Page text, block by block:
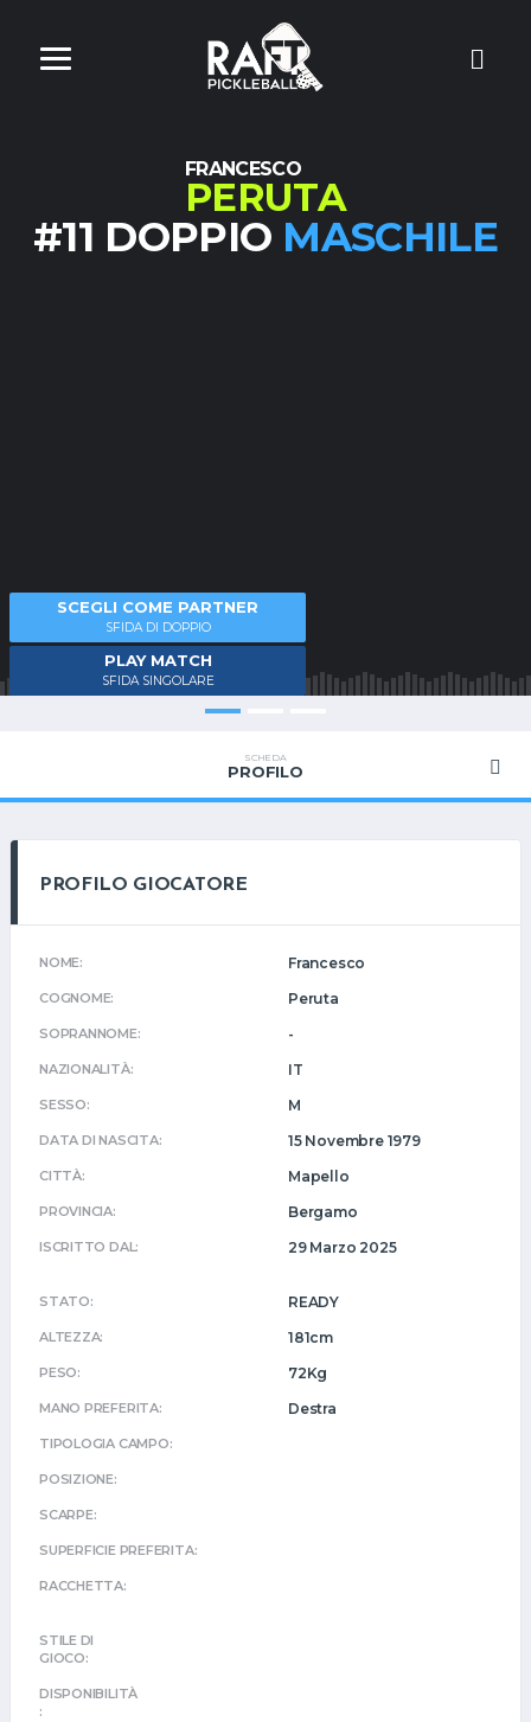
FRANCESCO
PERUTA
#11 DOPPIO MASCHILE
SCEGLI COME PARTNER
SFIDA DI DOPPIO
PLAY MATCH
SFIDA SINGOLARE
SCHEDA
PROFILO
PROFILO GIOCATORE
NOME: Francesco
COGNOME: Peruta
SOPRANNOME: -
NAZIONALITÀ: IT
SESSO: M
DATA DI NASCITA: 15 Novembre 1979
CITTÀ: Mapello
PROVINCIA: Bergamo
ISCRITTO DAL: 29 Marzo 2025
STATO: READY
ALTEZZA: 181cm
PESO: 72Kg
MANO PREFERITA: Destra
TIPOLOGIA CAMPO:
POSIZIONE:
SCARPE:
SUPERFICIE PREFERITA:
RACCHETTA:
STILE DI
GIOCO:
DISPONIBILITÀ
: